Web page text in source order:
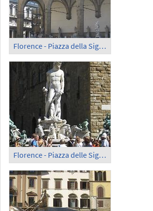
Florence - Piazza della Signoria; Loggia dei Lanzi
Florence - Piazza delle Signoria; Fountain of Neptune